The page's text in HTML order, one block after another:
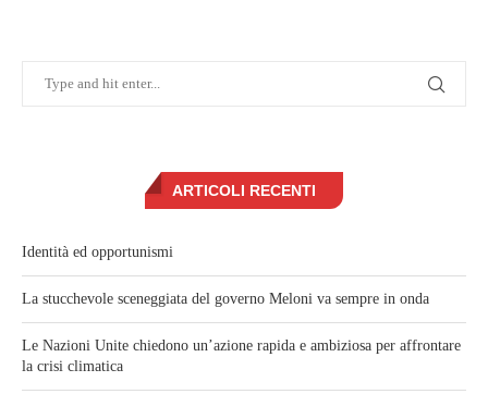
ARTICOLI RECENTI
Identità ed opportunismi
La stucchevole sceneggiata del governo Meloni va sempre in onda
Le Nazioni Unite chiedono un’azione rapida e ambiziosa per affrontare
la crisi climatica